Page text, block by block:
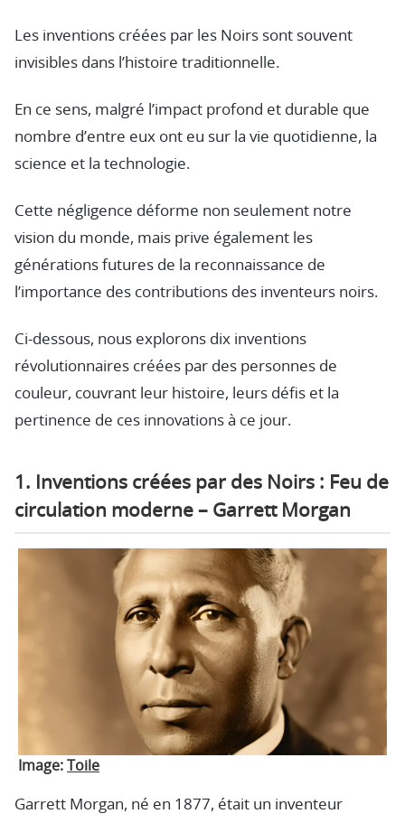
Les inventions créées par les Noirs sont souvent
invisibles dans l’histoire traditionnelle.
En ce sens, malgré l’impact profond et durable que
nombre d’entre eux ont eu sur la vie quotidienne, la
science et la technologie.
Cette négligence déforme non seulement notre
vision du monde, mais prive également les
générations futures de la reconnaissance de
l’importance des contributions des inventeurs noirs.
Ci-dessous, nous explorons dix inventions
révolutionnaires créées par des personnes de
couleur, couvrant leur histoire, leurs défis et la
pertinence de ces innovations à ce jour.
1. Inventions créées par des Noirs : Feu de
circulation moderne – Garrett Morgan
Image: Toile
Garrett Morgan, né en 1877, était un inventeur